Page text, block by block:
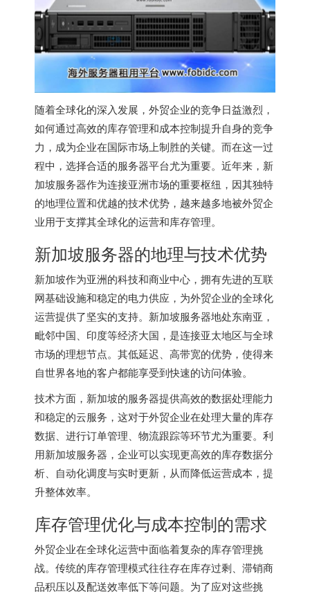
随着全球化的深入发展，外贸企业的竞争日益激烈，
如何通过高效的库存管理和成本控制提升自身的竞争
力，成为企业在国际市场上制胜的关键。而在这一过
程中，选择合适的服务器平台尤为重要。近年来，新
加坡服务器作为连接亚洲市场的重要枢纽，因其独特
的地理位置和优越的技术优势，越来越多地被外贸企
业用于支撑其全球化的运营和库存管理。
新加坡服务器的地理与技术优势
新加坡作为亚洲的科技和商业中心，拥有先进的互联
网基础设施和稳定的电力供应，为外贸企业的全球化
运营提供了坚实的支持。新加坡服务器地处东南亚，
毗邻中国、印度等经济大国，是连接亚太地区与全球
市场的理想节点。其低延迟、高带宽的优势，使得来
自世界各地的客户都能享受到快速的访问体验。
技术方面，新加坡的服务器提供高效的数据处理能力
和稳定的云服务，这对于外贸企业在处理大量的库存
数据、进行订单管理、物流跟踪等环节尤为重要。利
用新加坡服务器 ，企业可以实现更高效的库存数据分
析、自动化调度与实时更新，从而降低运营成本，提
升整体效率。
库存管理优化与成本控制的需求
外贸企业在全球化运营中面临着复杂的库存管理挑
战。传统的库存管理模式往往存在库存过剩、滞销商
品积压以及配送效率低下等问题。为了应对这些挑